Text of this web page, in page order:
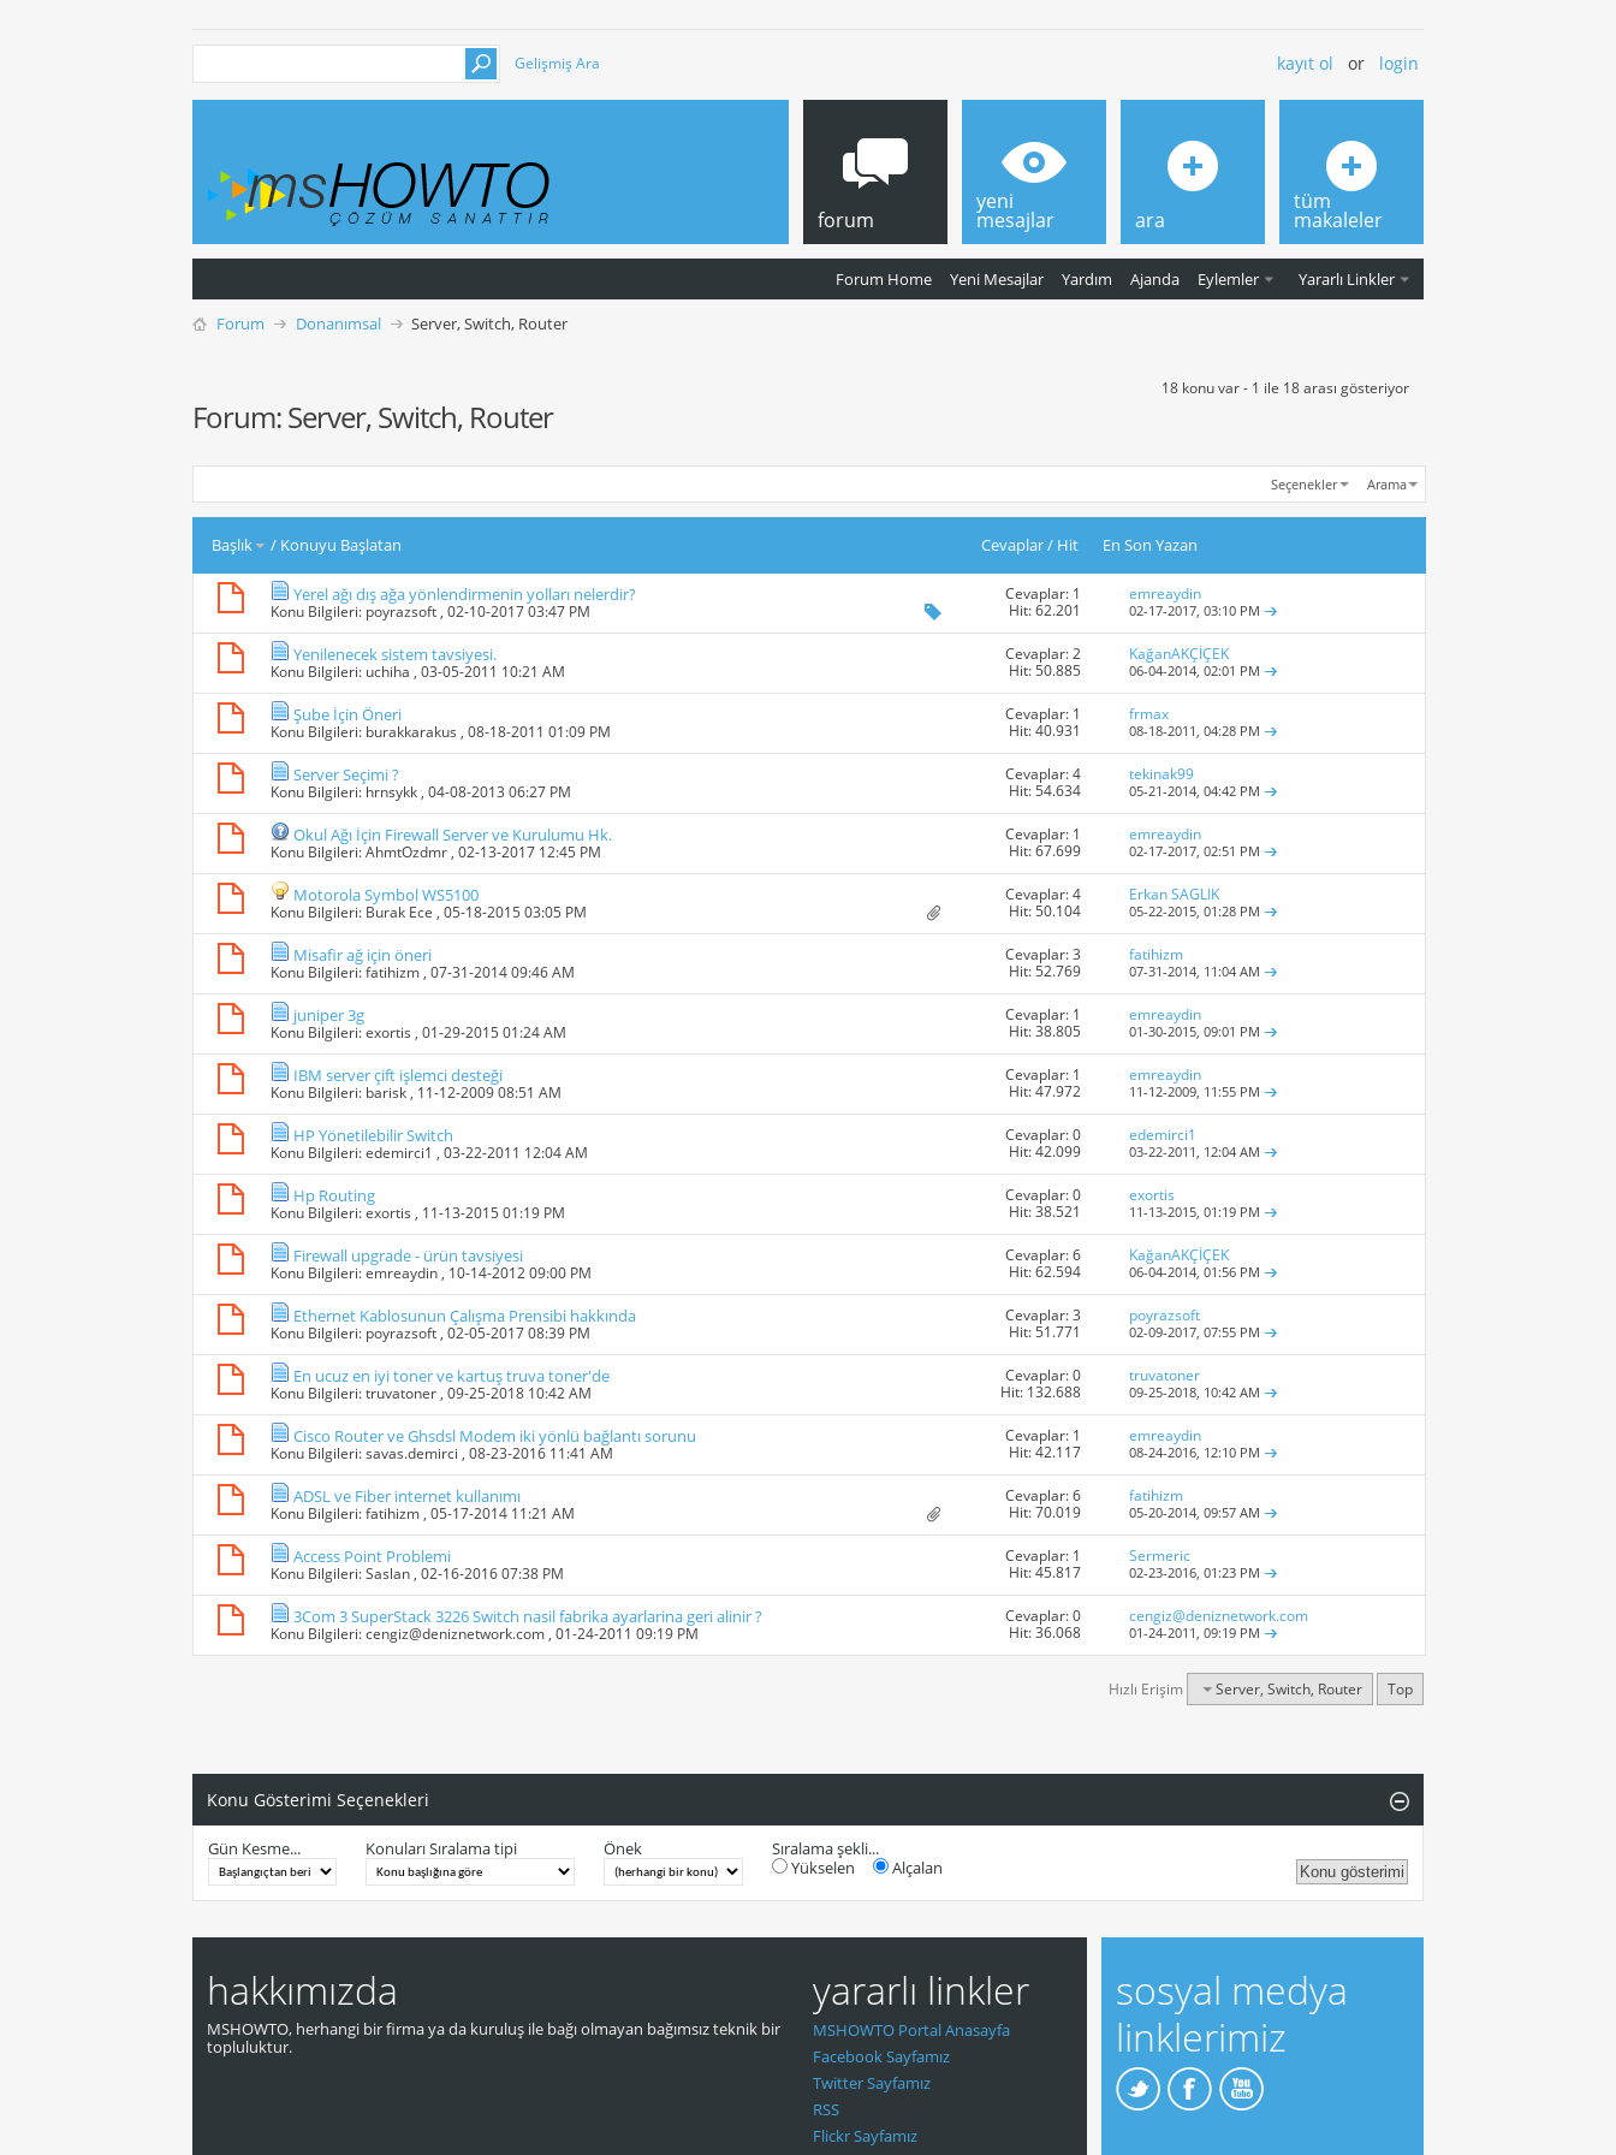
Gelişmiş Ara kayıt ol or login
forum
Forum Home Yeni Mesajlar Yardım Ajanda Eylemler Yararlı Linkler
yeni
mesajlar ara
tüm
makaleler
Forum Donanımsal Server, Switch, Router
18 konu var - 1 ile 18 arası gösteriyor
Forum:Server, Switch, Router
Seçenekler Arama
Başlık / Konuyu Başlatan Cevaplar/ Hit En Son Yazan
Yerel ağı dış ağa yönlendirmenin yolları nelerdir?
Konu Bilgileri: poyrazsoft , 02-10-2017 03:47 PM
Cevaplar: 1
Hit: 62.201
emreaydin
02-17-2017,03:10 PM
Yenilenecek sistem tavsiyesi.
Konu Bilgileri: uchiha , 03-05-2011 10:21 AM
Cevaplar: 2
Hit: 50.885
KağanAKÇİÇEK
06-04-2014,02:01 PM
Şube İçin Öneri
Konu Bilgileri: burakkarakus , 08-18-2011 01:09 PM
Cevaplar: 1
Hit: 40.931
frmax
08-18-2011,04:28 PM
Server Seçimi ?
Konu Bilgileri: hrnsykk , 04-08-2013 06:27 PM
Cevaplar: 4
Hit: 54.634
tekinak99
05-21-2014,04:42 PM
Okul Ağı İçin Firewall Server ve Kurulumu Hk.
Konu Bilgileri:AhmtOzdmr , 02-13-2017 12:45 PM
Cevaplar: 1
Hit: 67.699
emreaydin
02-17-2017,02:51 PM
Motorola Symbol WS5100
Konu Bilgileri: Burak Ece , 05-18-2015 03:05 PM
Cevaplar: 4
Hit: 50.104
Erkan SAGLIK
05-22-2015,01:28 PM
Misafir ağ için öneri
Konu Bilgileri:fatihizm , 07-31-2014 09:46 AM
Cevaplar: 3
Hit: 52.769
fatihizm
07-31-2014, 11:04 AM
juniper 3g
Konu Bilgileri:exortis , 01-29-2015 01:24 AM
Cevaplar: 1
Hit: 38.805
emreaydin
01-30-2015,09:01 PM
IBM server çift işlemci desteği
Konu Bilgileri: barisk , 11-12-2009 08:51 AM
Cevaplar: 1
Hit: 47.972
emreaydin
11-12-2009, 11:55 PM
HP Yönetilebilir Switch
Konu Bilgileri:edemirci1 , 03-22-2011 12:04 AM
Cevaplar: 0
Hit: 42.099
edemirci1
03-22-2011, 12:04 AM
Hp Routing
Konu Bilgileri:exortis , 11-13-2015 01:19 PM
Cevaplar: 0
Hit: 38.521
exortis
11-13-2015,01:19 PM
Firewall upgrade - ürün tavsiyesi
Konu Bilgileri:emreaydin , 10-14-2012 09:00 PM
Cevaplar: 6
Hit: 62.594
KağanAKÇİÇEK
06-04-2014,01:56 PM
Ethernet Kablosunun Çalışma Prensibi hakkında
Konu Bilgileri: poyrazsoft , 02-05-2017 08:39 PM
Cevaplar: 3
Hit: 51.771
poyrazsoft
02-09-2017,07:55 PM
En ucuz en iyi toner ve kartuş truva toner'de
Konu Bilgileri:truvatoner , 09-25-2018 10:42 AM
Cevaplar: 0
Hit: 132.688
truvatoner
09-25-2018, 10:42 AM
Cisco Router ve Ghsdsl Modem iki yönlü bağlantı sorunu
Konu Bilgileri:savas.demirci , 08-23-2016 11:41 AM
Cevaplar: 1
Hit: 42.117
emreaydin
08-24-2016, 12:10 PM
ADSL ve Fiber internet kullanımı
Konu Bilgileri:fatihizm , 05-17-2014 11:21 AM
Cevaplar: 6
Hit: 70.019
fatihizm
05-20-2014,09:57 AM
Access Point Problemi
Konu Bilgileri:Saslan , 02-16-2016 07:38 PM
Cevaplar: 1
Hit: 45.817
Sermeric
02-23-2016,01:23 PM
3Com 3 SuperStack 3226 Switch nasil fabrika ayarlarina geri alinir ?
Konu Bilgileri:cengiz@deniznetwork.com , 01-24-2011 09:19 PM
Cevaplar: 0
Hit: 36.068
cengiz@deniznetwork.com
01-24-2011,09:19 PM
Hızlı Erişim Server, Switch, Router Top
Konu Gösterimi Seçenekleri
Gün Kesme... Konuları Sıralama tipi Önek
Sıralama şekli...
Yükselen
Alçalan
hakkımızda
MSHOWTO, herhangi bir firma ya da kuruluş ile bağı olmayan bağımsız teknik bir
topluluktur.
yararlı linkler
MSHOWTO Portal Anasayfa
Facebook Sayfamız
Twitter Sayfamız
RSS
Flickr Sayfamız
sosyal medya
linklerimiz